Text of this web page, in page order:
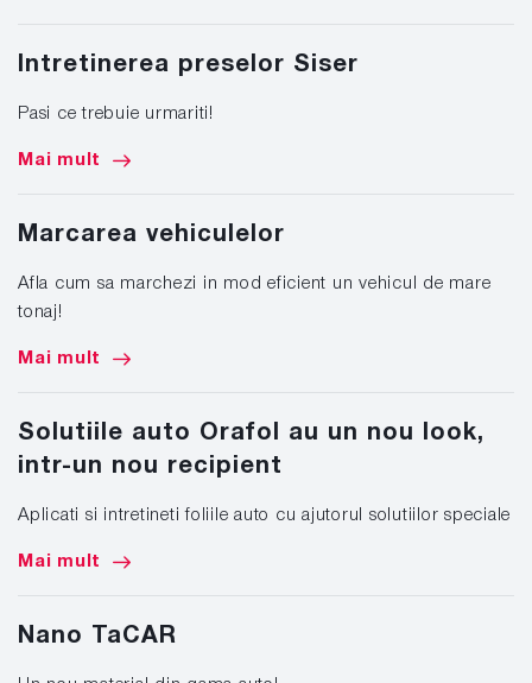
Intretinerea preselor Siser
Pasi ce trebuie urmariti!
Mai mult
Marcarea vehiculelor
Afla cum sa marchezi in mod eficient un vehicul de mare
tonaj!
Mai mult
Solutiile auto Orafol au un nou look,
intr-un nou recipient
Aplicati si intretineti foliile auto cu ajutorul solutiilor speciale
Mai mult
Nano TaCAR